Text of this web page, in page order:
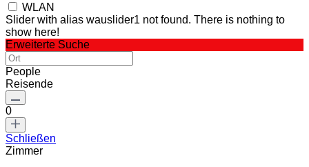
WLAN
Slider with alias wauslider1 not found. There is nothing to
show here!
Erweiterte Suche
People
Reisende
0
Schließen
Zimmer